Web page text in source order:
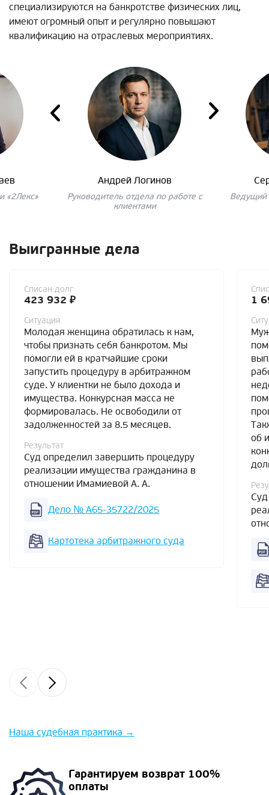
специализируются на банкротстве физических лиц,
имеют огромный опыт и регулярно повышают
квалификацию на отраслевых мероприятиях.
«2Лекс»
Андрей Логинов
Руководитель отдела по работе с
клиентами
Ведущий
Выигранные дела
Списан долг
423 932 ₽
Ситуация
Молодая женщина обратилась к нам,
чтобы признать себя банкротом. Мы
помогли ей в кратчайшие сроки
запустить процедуру в арбитражном
суде. У клиентки не было дохода и
имущества. Конкурсная масса не
формировалась. Не освободили от
задолженностей за 8.5 месяцев.
Результат
Суд определил завершить процедуру
реализации имущества гражданина в
отношении Имамиевой А. А.
Дело № А65-35722/2025
Картотека арбитражного суда
1
об
Наша судебная практика →
Гарантируем возврат 100%
оплаты